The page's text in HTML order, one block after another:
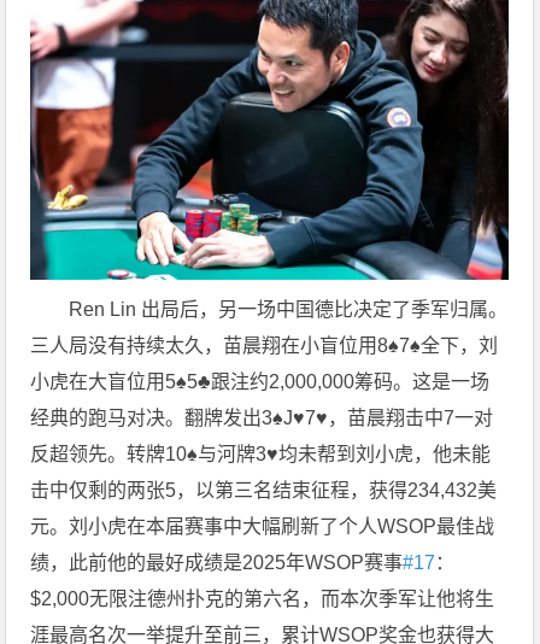
Ren Lin 出局后，另一场中国德比决定了季军归属。
三人局没有持续太久，苗晨翔在小盲位用8♠7♠全下，刘
小虎在大盲位用5♠5♣跟注约2,000,000筹码。这是一场
经典的跑马对决。翻牌发出3♠J♥7♥，苗晨翔击中7一对
反超领先。转牌10♠与河牌3♥均未帮到刘小虎，他未能
击中仅剩的两张5，以第三名结束征程，获得234,432美
元。刘小虎在本届赛事中大幅刷新了个人WSOP最佳战
绩，此前他的最好成绩是2025年WSOP赛事#17 ：
$2,000无限注德州扑克的第六名，而本次季军让他将生
涯最高名次一举提升至前三，累计WSOP奖金也获得大